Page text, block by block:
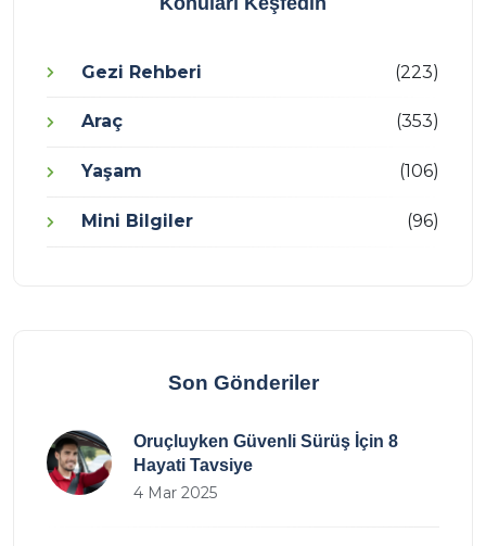
Gezi Rehberi (223)
Araç (353)
Yaşam (106)
Mini Bilgiler (96)
Son Gönderiler
Oruçluyken Güvenli Sürüş İçin 8
Hayati Tavsiye
4 Mar 2025